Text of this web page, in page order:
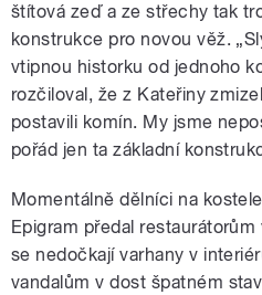
štítová zeď a ze střechy tak
konstrukce pro novou věž.
vtipnou historku od jednoho
rozčiloval, že z Kateřiny
postavili komín. My jsme
pořád jen ta základní
Momentálně dělníci na
Epigram předal
se nedočkají varhany v
vandalům v dost špatném